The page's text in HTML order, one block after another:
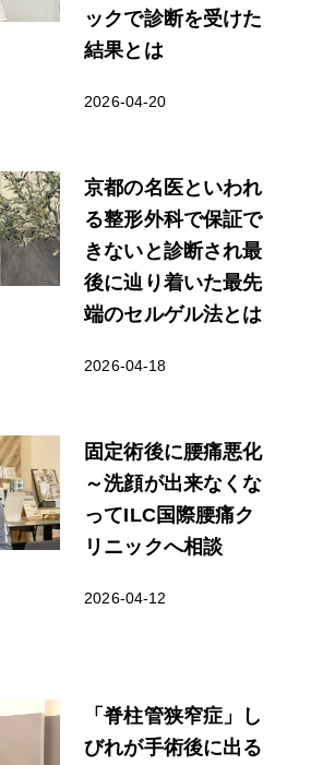
ックで診断を受けた
結果とは
2026-04-20
京都の名医といわれ
る整形外科で保証で
きないと診断され最
後に辿り着いた最先
端のセルゲル法とは
2026-04-18
固定術後に腰痛悪化
～洗顔が出来なくな
ってILC国際腰痛ク
リニックへ相談
2026-04-12
「脊柱管狭窄症」し
びれが手術後に出る